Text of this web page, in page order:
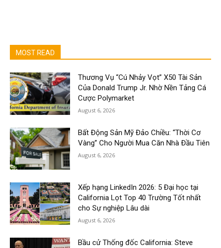
MOST READ
Thương Vụ “Cú Nhảy Vọt” X50 Tài Sản
Của Donald Trump Jr. Nhờ Nền Tảng Cá
Cược Polymarket
August 6, 2026
Bất Động Sản Mỹ Đảo Chiều: “Thời Cơ
Vàng” Cho Người Mua Căn Nhà Đầu Tiên
August 6, 2026
Xếp hạng LinkedIn 2026: 5 Đại học tại
California Lọt Top 40 Trường Tốt nhất
cho Sự nghiệp Lâu dài
August 6, 2026
Bầu cử Thống đốc California: Steve